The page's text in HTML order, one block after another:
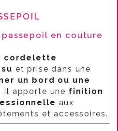
passepoil en couture
cordelette
et prise dans une
un bord ou une
Il apporte une finition
aux
et accessoires.